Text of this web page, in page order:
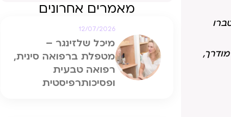
מאמרים אחרונים
מיכל שלזינגר –
מטפלת ברפואה סינית,
רפואה טבעית
ופסיכותרפיסטית
12/07/2026